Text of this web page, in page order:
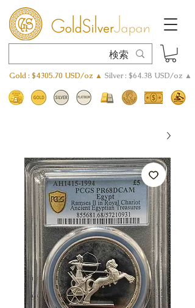
Gold : $4305.70 USD/oz ▲ Silver : $64.38 USD/oz ▲